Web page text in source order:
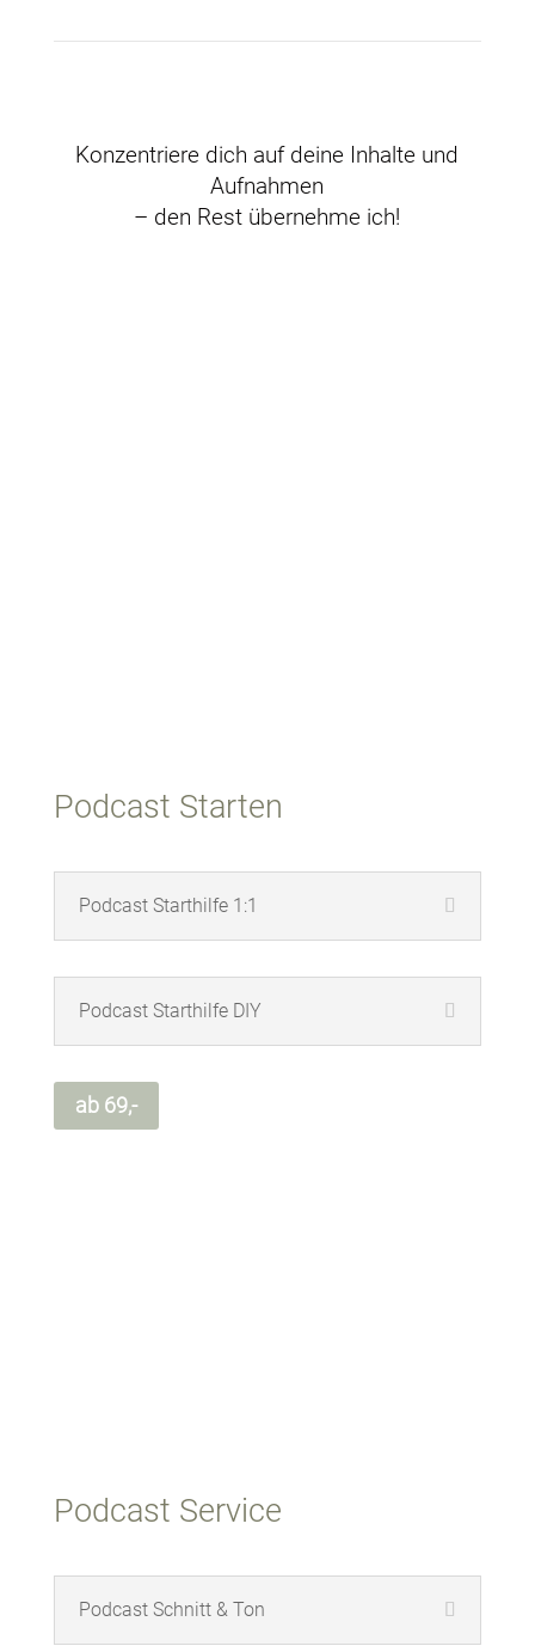
Konzentriere dich auf deine Inhalte und
Aufnahmen
– den Rest übernehme ich!
Podcast Starten
Podcast Starthilfe 1:1
Podcast Starthilfe DIY
ab 69,-
Podcast Service
Podcast Schnitt & Ton